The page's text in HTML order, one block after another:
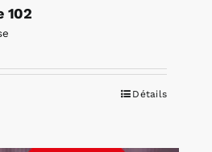
102
Détails